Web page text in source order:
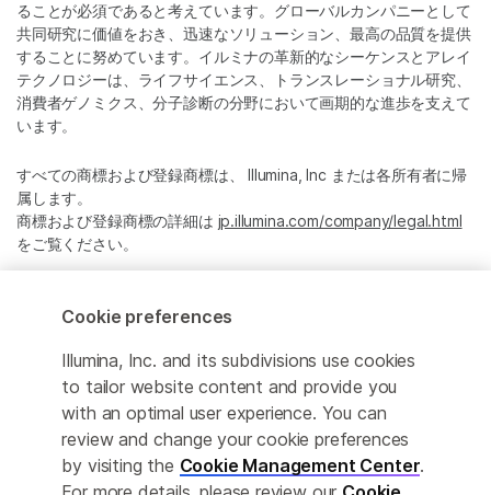
このページは機械翻訳を利用しております。なるべく正確な翻訳を
ることが必須であると考えています。グローバルカンパニーとして
共同研究に価値をおき、迅速なソリューション、最高の品質を提供
することに努めています。イルミナの革新的なシーケンスとアレイ
テクノロジーは、ライフサイエンス、トランスレーショナル研究、
消費者ゲノミクス、分子診断の分野において画期的な進歩を支えて
います。
すべての商標および登録商標は、 Illumina, Inc または各所有者に帰
属します。
商標および登録商標の詳細は jp.illumina.com/company/legal.html
をご覧ください。
Cookie Management Center
プライバシーポリシ
© 2026 Illumina, Inc. All rights reserved.
Cookie preferences
Illumina, Inc. and its subdivisions use cookies
to tailor website content and provide you
with an optimal user experience. You can
review and change your cookie preferences
by visiting the Cookie Management Center.